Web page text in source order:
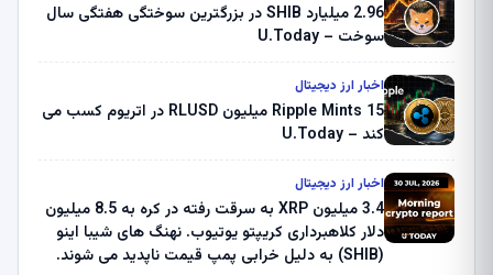
2.96 میلیارد SHIB در بزرگترین سوختگی هفتگی سال
سوخت – U.Today
اخبار ارز دیجیتال
Ripple Mints 15 میلیون RLUSD در اتریوم کسب می
کند – U.Today
اخبار ارز دیجیتال
3.4 میلیون XRP به سرقت رفته در کره به 8.5 میلیون
دلار کلاهبرداری کریپتو یوتیوب. نهنگ های شیبا اینو
(SHIB) به دلیل خرابی پمپ قیمت ناپدید می شوند.